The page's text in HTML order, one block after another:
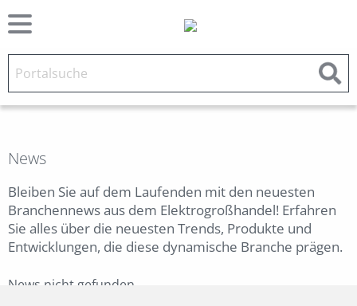
News
Bleiben Sie auf dem Laufenden mit den neuesten
Branchennews aus dem Elektrogroßhandel! Erfahren
Sie alles über die neuesten Trends, Produkte und
Entwicklungen, die diese dynamische Branche prägen.
News nicht gefunden.